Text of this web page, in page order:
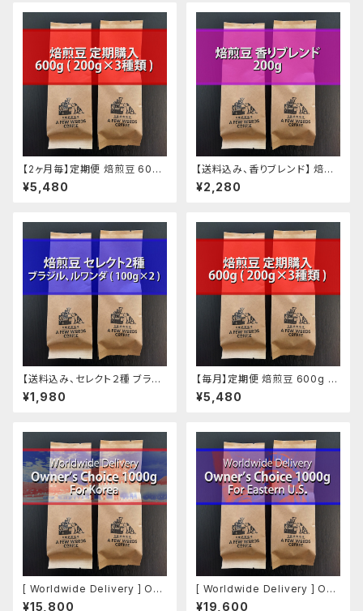
【2ヶ月毎】定期便 焙煎豆 600g
(200g ✕ 3種類)
¥5,480
【送料込み、香りブレンド】 焙煎
豆 200g (100g ✕2)
¥2,280
【送料込み、セレクト２種 ブラジ
ル・ルワンダ】 焙煎豆 200g (10
0g ✕ 2種類)
¥1,980
【毎月】定期便 焙煎豆 600g (2
00g ✕ 3種類)
¥5,480
[ Worldwide Delivery ] Ow
ner's Choice 1000g, For K
¥15,800
[ Worldwide Delivery ] Ow
ner's Choice 1000g, For Ea
¥19,600